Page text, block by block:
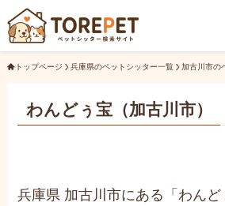
トップページ 兵庫県のペットシッター一覧 加古川市の
わんどぅ宝（加古川市）
兵庫県 加古川市にある「わん